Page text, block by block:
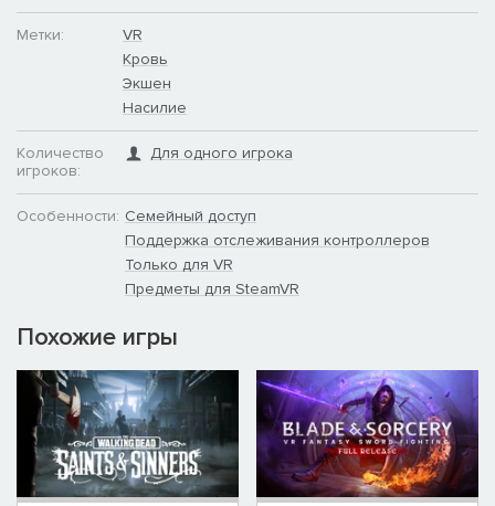
Метки:
VR
Кровь
Экшен
Насилие
Количество
игроков:
Для одного игрока
Особенности: Семейный доступ
Поддержка отслеживания контроллеров
Только для VR
Предметы для SteamVR
Похожие игры